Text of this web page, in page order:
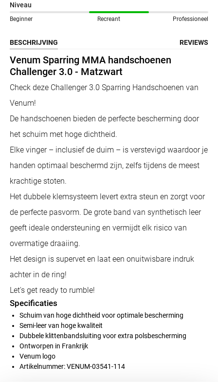
Niveau
Beginner Recreant Professioneel
BESCHRIJVING REVIEWS
Venum Sparring MMA handschoenen
Challenger 3.0 - Matzwart
Check deze Challenger 3.0 Sparring Handschoenen van
Venum!
De handschoenen bieden de perfecte bescherming door
het schuim met hoge dichtheid.
Elke vinger – inclusief de duim – is verstevigd waardoor je
handen optimaal beschermd zijn, zelfs tijdens de meest
krachtige stoten.
Het dubbele klemsysteem levert extra steun en zorgt voor
de perfecte pasvorm. De grote band van synthetisch leer
geeft ideale ondersteuning en vermijdt elk risico van
overmatige draaiing.
Het design is supervet en laat een onuitwisbare indruk
achter in de ring!
Let's get ready to rumble!
Specificaties
Schuim van hoge dichtheid voor optimale bescherming
Semi-leer van hoge kwaliteit
Dubbele klittenbandsluiting voor extra polsbescherming
Ontworpen in Frankrijk
Venum logo
Artikelnummer: VENUM-03541-114